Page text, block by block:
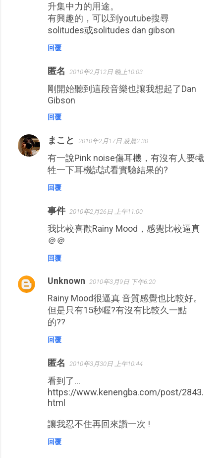
升集中力的用途。
有興趣的，可以到youtube搜尋
solitudes或solitudes dan gibson
回覆
匿名 2010年2月12日 晚上10:03
剛開始聽到這段音樂也讓我想起了Dan
Gibson
回覆
まこと 2010年2月17日 凌晨2:30
有一說Pink noise傷耳機，有沒有人要犧
牲一下耳機試試看實驗結果的?
回覆
事件 2010年2月26日 上午11:00
我比較喜歡Rainy Mood，感覺比較逼真
＠＠
回覆
Unknown 2010年3月9日 下午6:20
Rainy Mood很逼真 音質感覺也比較好。
但是只有15秒喔?有沒有比較久一點
的??
回覆
匿名 2010年3月30日 上午10:44
看到了...
https://www.kenengba.com/post/2843.
html
讓我忍不住再回來讚一次 !
回覆